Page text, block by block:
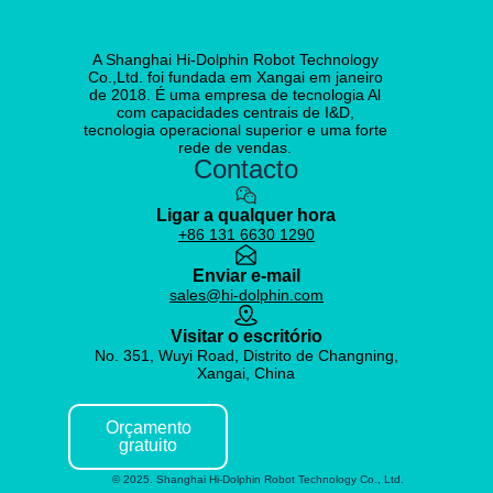
A Shanghai Hi-Dolphin Robot Technology
Co.,Ltd. foi fundada em Xangai em janeiro
de 2018. É uma empresa de tecnologia Al
com capacidades centrais de I&D,
tecnologia operacional superior e uma forte
rede de vendas.
Contacto
Ligar a qualquer hora
+86 131 6630 1290
Enviar e-mail
sales@hi-dolphin.com
Visitar o escritório
No. 351, Wuyi Road, Distrito de Changning,
Xangai, China
Orçamento
gratuito
© 2025. Shanghai Hi-Dolphin Robot Technology Co., Ltd.